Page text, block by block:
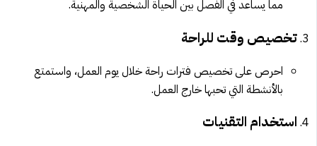
مما يساعد في الفصل بين الحياة الشخصية والمهنية.
تخصيص وقت للراحة
احرص على تخصيص فترات راحة خلال يوم العمل، واستمتع
بالأنشطة التي تحبها خارج العمل.
استخدام التقنيات